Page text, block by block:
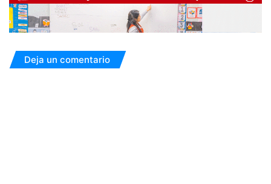
Deja un comentario